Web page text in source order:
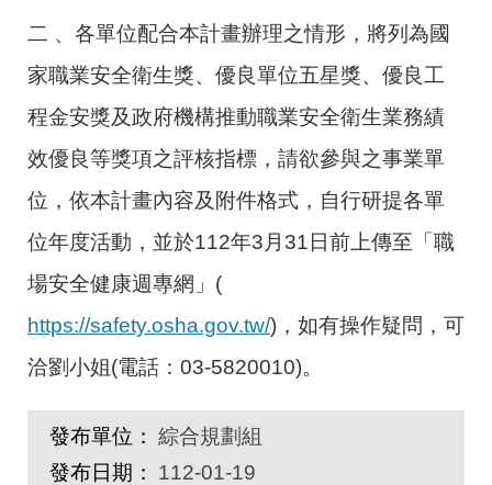
二 、各單位配合本計畫辦理之情形，將列為國
家職業安全衛生獎、優良單位五星獎、優良工
程金安獎及政府機構推動職業安全衛生業務績
效優良等獎項之評核指標，請欲參與之事業單
位，依本計畫內容及附件格式，自行研提各單
位年度活動，並於112年3月31日前上傳至「職
場安全健康週專網」(
https://safety.osha.gov.tw/)，如有操作疑問，可
洽劉小姐(電話：03-5820010)。
發布單位： 綜合規劃組
發布日期：
112-01-19